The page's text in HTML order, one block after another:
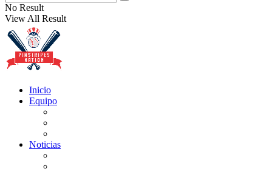
No Result
View All Result
Inicio
Equipo
Noticias